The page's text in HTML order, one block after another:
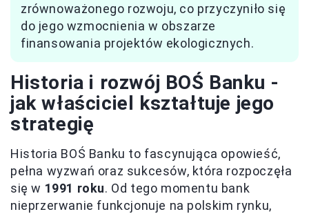
zrównoważonego rozwoju, co przyczyniło się
do jego wzmocnienia w obszarze
finansowania projektów ekologicznych.
Historia i rozwój BOŚ Banku -
jak właściciel kształtuje jego
strategię
Historia BOŚ Banku to fascynująca opowieść,
pełna wyzwań oraz sukcesów, która rozpoczęła
się w 1991 roku. Od tego momentu bank
nieprzerwanie funkcjonuje na polskim rynku,